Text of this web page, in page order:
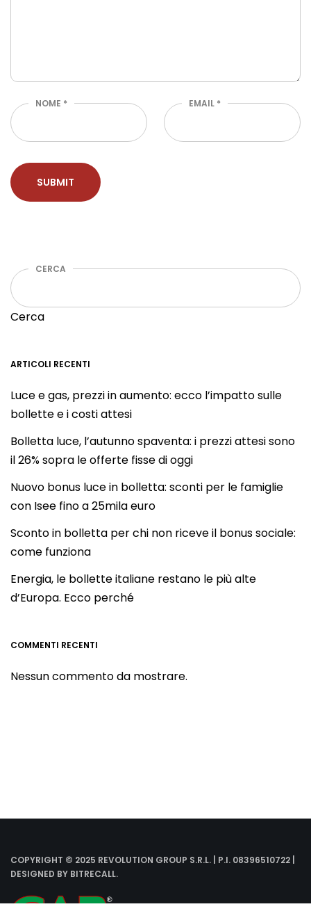
NOME * EMAIL *
CERCA
Cerca
ARTICOLI RECENTI
Luce e gas, prezzi in aumento: ecco l’impatto sulle
bollette e i costi attesi
Bolletta luce, l’autunno spaventa: i prezzi attesi sono
il 26% sopra le offerte fisse di oggi
Nuovo bonus luce in bolletta: sconti per le famiglie
con Isee fino a 25mila euro
Sconto in bolletta per chi non riceve il bonus sociale:
come funziona
Energia, le bollette italiane restano le più alte
d’Europa. Ecco perché
COMMENTI RECENTI
Nessun commento da mostrare.
COPYRIGHT © 2025 REVOLUTION GROUP S.R.L. | P.I. 08396510722 |
DESIGNED BY BITRECALL.